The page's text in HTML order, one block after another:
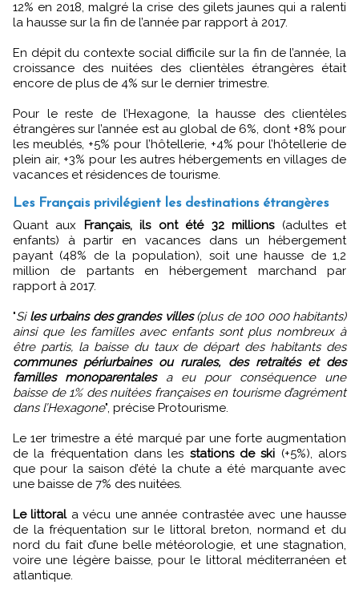
12% en 2018, malgré la crise des gilets jaunes qui a ralenti
la hausse sur la fin de l’année par rapport à 2017.
En dépit du contexte social difficile sur la fin de l’année, la
croissance des nuitées des clientèles étrangères était
encore de plus de 4% sur le dernier trimestre.
Pour le reste de l’Hexagone, la hausse des clientèles
étrangères sur l’année est au global de 6%, dont +8% pour
les meublés, +5% pour l’hôtellerie, +4% pour l’hôtellerie de
plein air, +3% pour les autres hébergements en villages de
vacances et résidences de tourisme.
Les Français privilégient les destinations étrangères
Quant aux Français, ils ont été 32 millions(adultes et
enfants) à partir en vacances dans un hébergement
payant (48% de la population), soit une hausse de 1,2
million de partants en hébergement marchand par
rapport à 2017.
"Si les urbains des grandes villes(plus de 100 000 habitants)
ainsi que les familles avec enfants sont plus nombreux à
être partis, la baisse du taux de départ des habitants des
communes périurbaines ou rurales, des retraités et des
familles monoparentalesa eu pour conséquence une
baisse de 1% des nuitées françaises en tourisme d’agrément
dans l’Hexagone", précise Protourisme.
Le 1er trimestre a été marqué par une forte augmentation
de la fréquentation dans les stations de ski (+5%), alors
que pour la saison d’été la chute a été marquante avec
une baisse de 7% des nuitées.
Le littorala vécu une année contrastée avec une hausse
de la fréquentation sur le littoral breton, normand et du
nord du fait d’une belle météorologie, et une stagnation,
voire une légère baisse, pour le littoral méditerranéen et
atlantique.